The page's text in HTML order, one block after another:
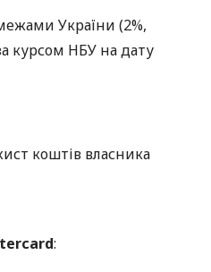
України (2%,
курсом НБУ на дату
коштів власника
: